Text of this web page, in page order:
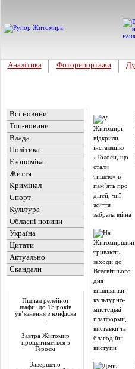
Аналітика Фоторепортажи
Всі новини
Топ-новини
Влада
Політика
Економіка
Життя
Кримінал
Спорт
Культура
Обласні новини
Україна
Цитати
Актуально
Скандали
Підпал релейної
шафи: до 15 років
ув’язнення з конфіска
Завтра Житомир
прощатиметься з
Героєм
Завершено